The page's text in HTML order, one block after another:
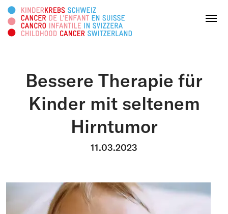
Menu
Plateforme d'info
FAIRE UN DON
Rechercher sur ce site web
Bessere Therapie für
Kinder mit seltenem
Hirntumor
11.03.2023